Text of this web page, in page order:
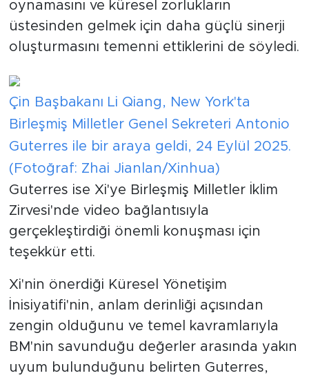
oynamasını ve küresel zorlukların
üstesinden gelmek için daha güçlü sinerji
oluşturmasını temenni ettiklerini de söyledi.
Çin Başbakanı Li Qiang, New York'ta
Birleşmiş Milletler Genel Sekreteri Antonio
Guterres ile bir araya geldi, 24 Eylül 2025.
(Fotoğraf: Zhai Jianlan/Xinhua)
Guterres ise Xi'ye Birleşmiş Milletler İklim
Zirvesi'nde video bağlantısıyla
gerçekleştirdiği önemli konuşması için
teşekkür etti.
Xi'nin önerdiği Küresel Yönetişim
İnisiyatifi'nin, anlam derinliği açısından
zengin olduğunu ve temel kavramlarıyla
BM'nin savunduğu değerler arasında yakın
uyum bulunduğunu belirten Guterres,